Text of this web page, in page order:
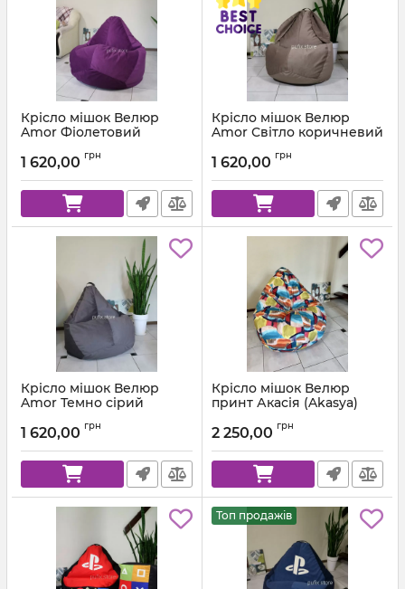
Крісло мішок Велюр
Amor Фіолетовий
1 620,00 грн
Крісло мішок Велюр
Amor Світло коричневий
1 620,00 грн
Крісло мішок Велюр
Amor Темно сірий
1 620,00 грн
Крісло мішок Велюр
принт Акасія (Akasya)
2 250,00 грн
Топ продажів